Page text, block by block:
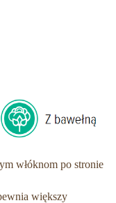
włóknom po stronie
większy